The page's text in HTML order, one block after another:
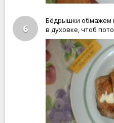
6
Бёдрышки обмажем
в духовке, чтоб